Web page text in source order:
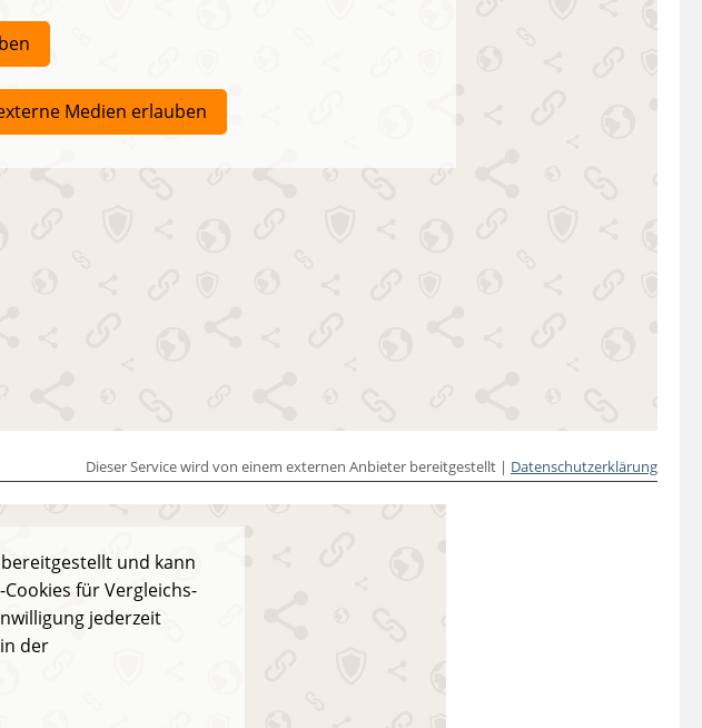
Medien erlauben
Dieser Service wird von einem externen Anbieter bereitgestellt | Datenschutzerklärung
und kann
für Vergleichs-
jederzeit
der